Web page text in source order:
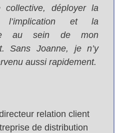
collective, déployer la
l’implication et la
au sein de mon
Sans Joanne, je n’y
aussi rapidement.
relation client
de distribution